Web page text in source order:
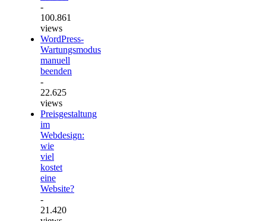
-
100.861
views
WordPress-
Wartungsmodus
manuell
beenden
-
22.625
views
Preisgestaltung
im
Webdesign:
wie
viel
kostet
eine
Website?
-
21.420